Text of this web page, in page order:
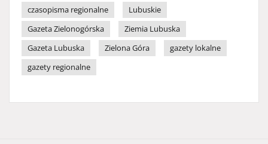
czasopisma regionalne
Lubuskie
Gazeta Zielonogórska
Ziemia Lubuska
Gazeta Lubuska
Zielona Góra
gazety lokalne
gazety regionalne